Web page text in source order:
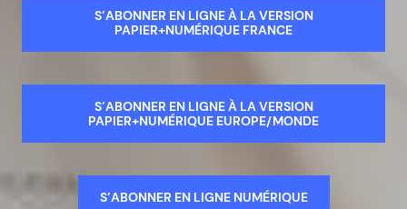
S’ABONNER EN LIGNE À LA VERSION
PAPIER+NUMÉRIQUE FRANCE
S’ABONNER EN LIGNE À LA VERSION
PAPIER+NUMÉRIQUE EUROPE/MONDE
S’ABONNER EN LIGNE NUMÉRIQUE